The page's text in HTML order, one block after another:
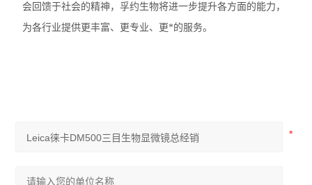
徕卡DM3000生物显微镜
尼康E200生物显微镜
会回馈于社会的精神，孚约生物将进一步提升各方面的能力，
为各行业提供更丰富、更专业、更*的服务。